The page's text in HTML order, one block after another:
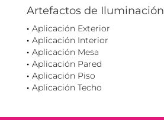
Artefactos de Iluminación
Aplicación Exterior
Aplicación Interior
Aplicación Mesa
Aplicación Pared
Aplicación Piso
Aplicación Techo